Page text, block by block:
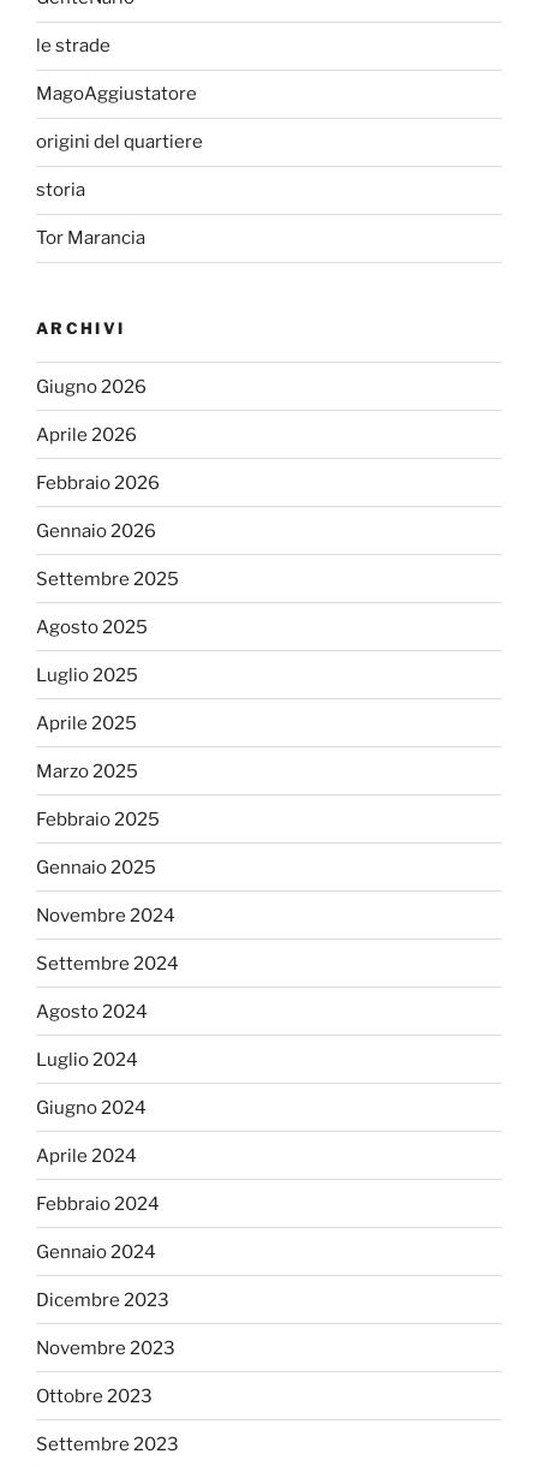
le strade
MagoAggiustatore
origini del quartiere
storia
Tor Marancia
ARCHIVI
Giugno 2026
Aprile 2026
Febbraio 2026
Gennaio 2026
Settembre 2025
Agosto 2025
Luglio 2025
Aprile 2025
Marzo 2025
Febbraio 2025
Gennaio 2025
Novembre 2024
Settembre 2024
Agosto 2024
Luglio 2024
Giugno 2024
Aprile 2024
Febbraio 2024
Gennaio 2024
Dicembre 2023
Novembre 2023
Ottobre 2023
Settembre 2023